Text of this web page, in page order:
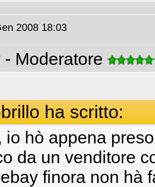
2008 18:03
- Moderatore
ha scritto:
io hò appena
da un venditore
finora non hà